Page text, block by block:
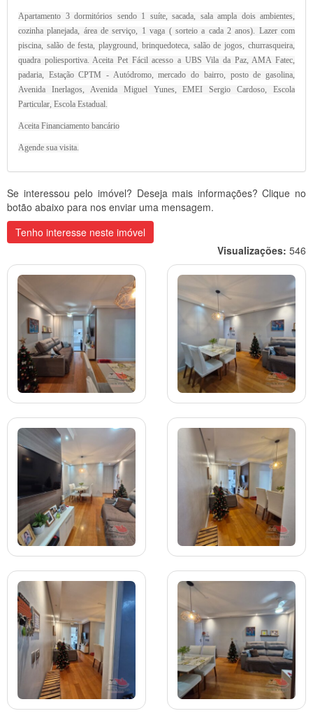
Apartamento 3 dormitórios sendo 1 suíte, sacada, sala ampla dois ambientes,
cozinha planejada, área de serviço, 1 vaga ( sorteio a cada 2 anos). Lazer com
piscina, salão de festa, playground, brinquedoteca, salão de jogos, churrasqueira,
quadra poliesportiva. Aceita Pet Fácil acesso a UBS Vila da Paz, AMA Fatec,
padaria, Estação CPTM - Autódromo, mercado do bairro, posto de gasolina,
Avenida Inerlagos, Avenida Miguel Yunes, EMEI Sergio Cardoso, Escola
Particular, Escola Estadual.
Aceita Financiamento bancário
Agende sua visita.
Se interessou pelo imóvel? Deseja mais informações? Clique no
botão abaixo para nos enviar uma mensagem.
Tenho interesse neste imóvel
Visualizações: 546